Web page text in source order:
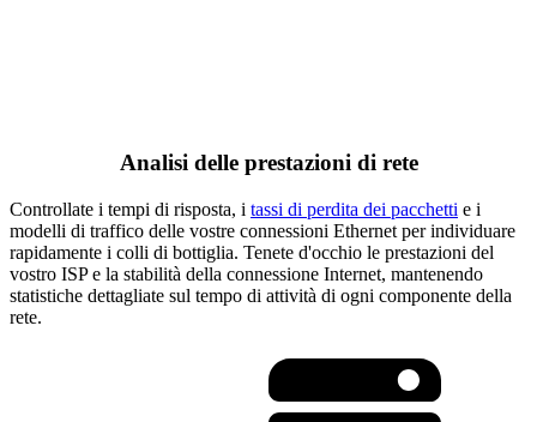
Analisi delle prestazioni di rete
Controllate i tempi di risposta, i tassi di perdita dei pacchetti e i
modelli di traffico delle vostre connessioni Ethernet per individuare
rapidamente i colli di bottiglia. Tenete d'occhio le prestazioni del
vostro ISP e la stabilità della connessione Internet, mantenendo
statistiche dettagliate sul tempo di attività di ogni componente della
rete.